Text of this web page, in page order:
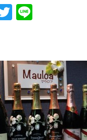
T
er